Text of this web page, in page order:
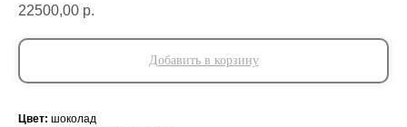
22500,00 р.
Добавить в корзину
Цвет: шоколад